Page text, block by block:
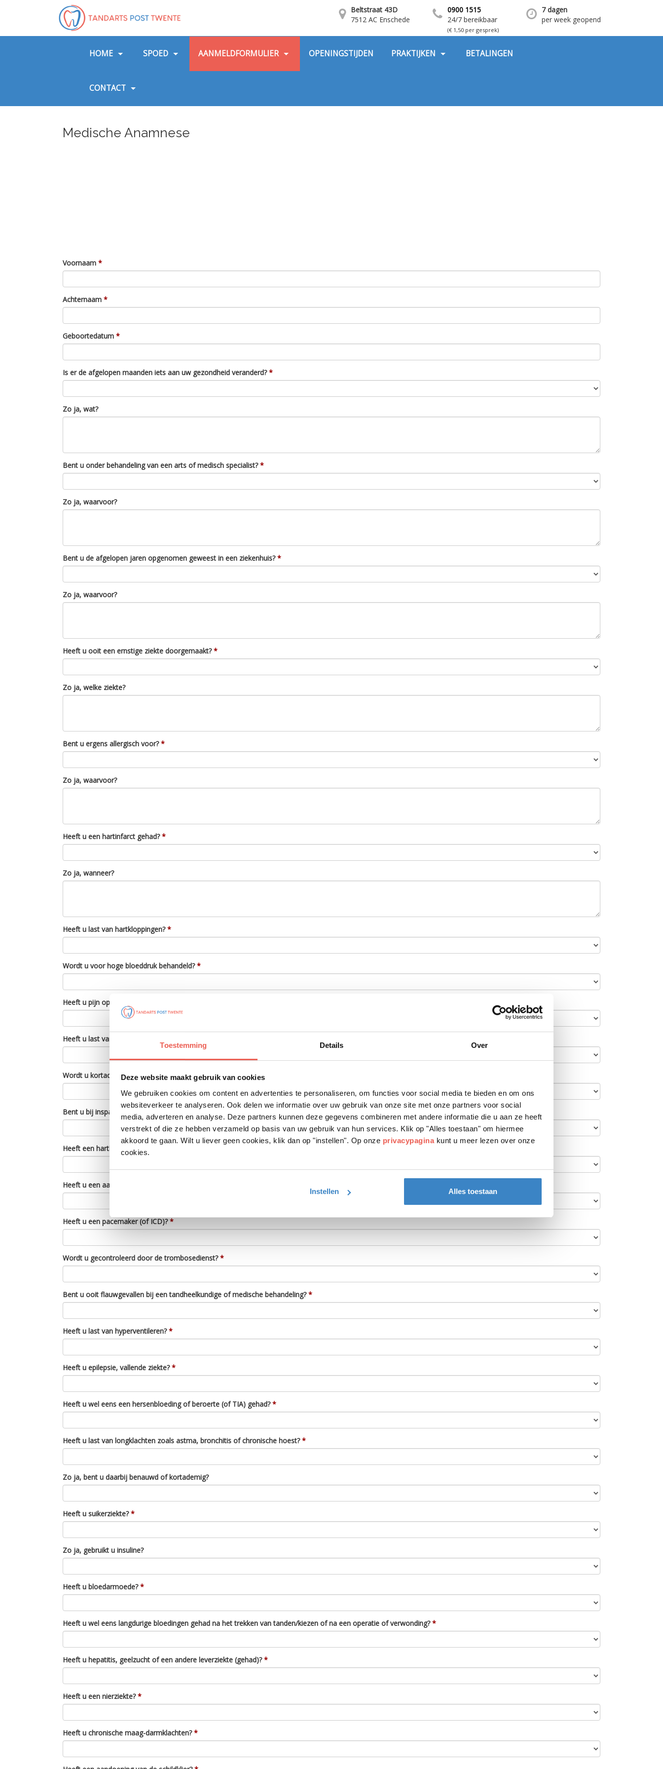
Toestemming Details Over
Deze website maakt gebruik van cookies
We gebruiken cookies om content en advertenties te personaliseren, om functies voor social media te bieden en om ons
websiteverkeer te analyseren. Ook delen we informatie over uw gebruik van onze site met onze partners voor social
media, adverteren en analyse. Deze partners kunnen deze gegevens combineren met andere informatie die u aan ze heeft
verstrekt of die ze hebben verzameld op basis van uw gebruik van hun services. Klik op "Alles toestaan" om hiermee
akkoord te gaan. Wilt u liever geen cookies, klik dan op "instellen". Op onze privacypaginakunt u meer lezen over onze
cookies.
Instellen Alles toestaan
Beltstraat 43D
7512 AC Enschede
0900 1515
24/7 bereikbaar
(€ 1,50 per gesprek)
7 dagen
per week geopend
HOME SPOED AANMELDFORMULIER OPENINGSTIJDEN PRAKTIJKEN BETALINGEN
CONTACT
Medische Anamnese
Voornaam
Achternaam
Geboortedatum
Is er de afgelopen maanden iets aan uw gezondheid veranderd?
Zo ja, wat?
Bent u onder behandeling van een arts of medisch specialist?
Zo ja, waarvoor?
Bent u de afgelopen jaren opgenomen geweest in een ziekenhuis?
Zo ja, waarvoor?
Heeft u ooit een ernstige ziekte doorgemaakt?
Zo ja, welke ziekte?
Bent u ergens allergisch voor?
Zo ja, waarvoor?
Heeft u een hartinfarct gehad?
Zo ja, wanneer?
Heeft u last van hartkloppingen?
Wordt u voor hoge bloeddruk behandeld?
Heeft u pijn op de borst bij inspanning en/of bij emoties?
Heeft u last van gezwollen enkels/voeten?
Wordt u kortademig als u plat in bed ligt?
Bent u bij inspanning snel kortademig?
Heeft een hartklepgebrek of een kunsthartklep?
Heeft u een aangeboren hartafwijking?
Heeft u een pacemaker (of ICD)?
Wordt u gecontroleerd door de trombosedienst?
Bent u ooit flauwgevallen bij een tandheelkundige of medische behandeling?
Heeft u last van hyperventileren?
Heeft u epilepsie, vallende ziekte?
Heeft u wel eens een hersenbloeding of beroerte (of TIA) gehad?
Heeft u last van longklachten zoals astma, bronchitis of chronische hoest?
Zo ja, bent u daarbij benauwd of kortademig?
Heeft u suikerziekte?
Zo ja, gebruikt u insuline?
Heeft u bloedarmoede?
Heeft u wel eens langdurige bloedingen gehad na het trekken van tanden/kiezen of na een operatie of verwonding?
Heeft u hepatitis, geelzucht of een andere leverziekte (gehad)?
Heeft u een nierziekte?
Heeft u chronische maag-darmklachten?